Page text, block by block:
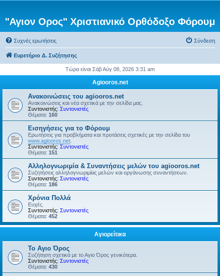
"Αγιον Ορος" Χριστιανικό Ορθόδοξο Φόρουμ
Συχνές ερωτήσεις Σύνδεση
Ευρετήριο Δ. Συζήτησης
Τώρα είναι Σάβ Αύγ 08, 2026 3:31 am
Agiooros.net
Ανακοινώσεις του agiooros.net
Ανακοινώσεις και νέα σχετικά με την σελίδα μας.
Συντονιστής: Συντονιστές
Θέματα: 160
Εισηγήσεις για το Φόρουμ
Ερωτήσεις για προβλήματα και προτάσεις σχετικές με την σελίδα του
www.agiooros.net
Συντονιστής: Συντονιστές
Θέματα: 151
Αλληλογνωριμία & Συναντήσεις μελών του agiooros.net
Συζητήσεις αλληλογνωριμίας μελών και οργάνωσης συναντήσεων.
Συντονιστής: Συντονιστές
Θέματα: 186
Χρόνια Πολλά
Ευχές.
Συντονιστής: Συντονιστές
Θέματα: 452
Αγιορείτικα
Το Αγιο Όρος
Συζήτηση σχετικά με το Αγιο Όρος γενικότερα.
Συντονιστής: Συντονιστές
Θέματα: 430